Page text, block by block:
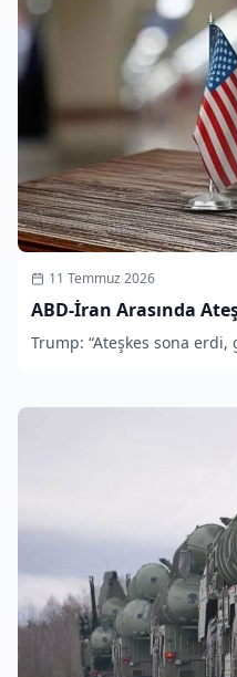
11 Temmuz 2026
ABD-İran Arasında
Trump: “Ateşkes sona